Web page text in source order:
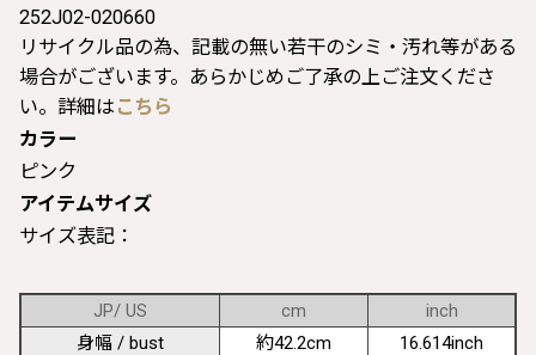
252J02-020660
リサイクル品の為、記載の無い若干のシミ・汚れ等がある
場合がございます。あらかじめご了承の上ご注文くださ
い。詳細は こちら
カラー
ピンク
アイテムサイズ
サイズ表記：
JP/ US cm
inch
身幅 / bust
約42.2cm
16.614inch